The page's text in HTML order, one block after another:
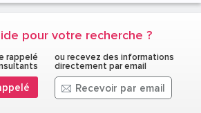
pour votre recherche ?
rappelé
ou recevez des informations
directement par email
Recevoir par email